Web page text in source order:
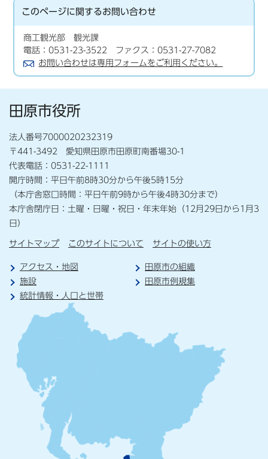
このページに関するお問い合わせ
商工観光部 観光課
電話：0531-23-3522 ファクス：0531-27-7082
お問い合わせは専用フォームをご利用ください。
田原市役所
法人番号7000020232319
〒441-3492 愛知県田原市田原町南番場30-1
代表電話：0531-22-1111
開庁時間：平日午前8時30分から午後5時15分
（本庁舎窓口時間：平日午前9時から午後4時30分まで）
本庁舎閉庁日：土曜・日曜・祝日・年末年始（12月29日から1月3
日）
サイトマップ このサイトについて サイトの使い方
アクセス・地図
田原市の組織
施設
田原市例規集
統計情報・人口と世帯